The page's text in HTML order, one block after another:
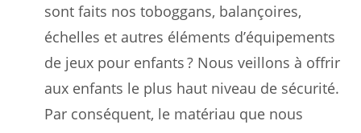
sont faits nos toboggans, balançoires,
échelles et autres éléments d’équipements
de jeux pour enfants ? Nous veillons à offrir
aux enfants le plus haut niveau de sécurité.
Par conséquent, le matériau que nous